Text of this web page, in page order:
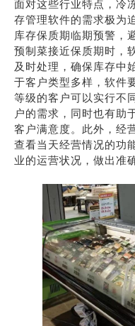
面对这些行业特点，冷
存管理软件的需求极为
库存保质期临期预警，
预制菜接近保质期时，
及时处理，确保库存中
于客户类型多样，软件
等级的客户可以实行不
户的需求，同时也有助
客户满意度。此外，经
查看当天经营情况的功
业的运营状况，做出准